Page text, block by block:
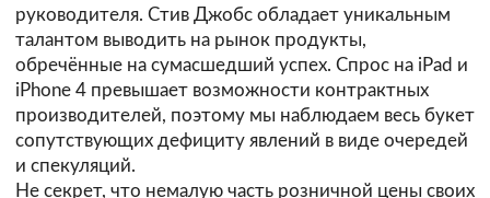
руководителя. Стив Джобс обладает уникальным
талантом выводить на рынок продукты,
обречённые на сумасшедший успех. Спрос на iPad и
iPhone 4 превышает возможности контрактных
производителей, поэтому мы наблюдаем весь букет
сопутствующих дефициту явлений в виде очередей
и спекуляций.
Не секрет, что немалую часть розничной цены своих